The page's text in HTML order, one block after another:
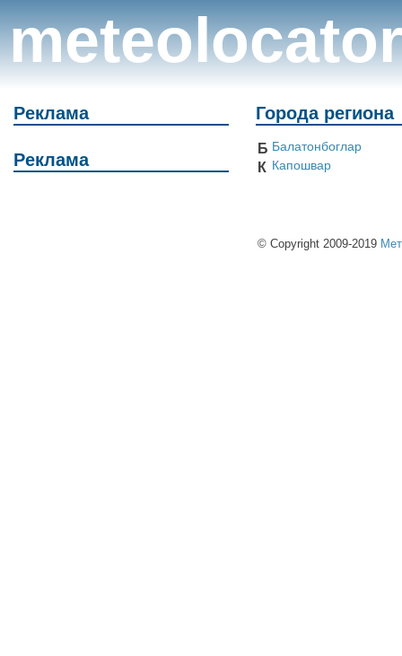
meteolocator
Реклама
Реклама
Города региона
Б Балатонбоглар
К Капошвар
© Copyright 2009-2019